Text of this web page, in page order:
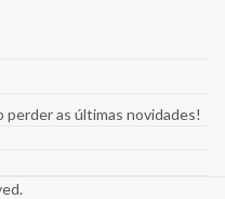
perder as últimas novidades!